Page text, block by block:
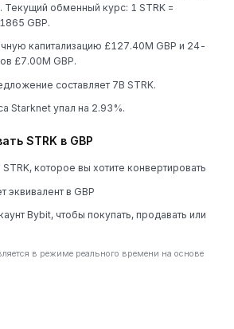
Текущий обменный курс: 1 STRK =
GBP.
капитализацию £127.40M GBP и 24-
£7.00M GBP.
составляет 7B STRK.
Starknet упал на 2.93%.
STRK в GBP
которое вы хотите конвертировать
эквивалент в GBP
Bybit, чтобы покупать, продавать или
в режиме реального времени на основе